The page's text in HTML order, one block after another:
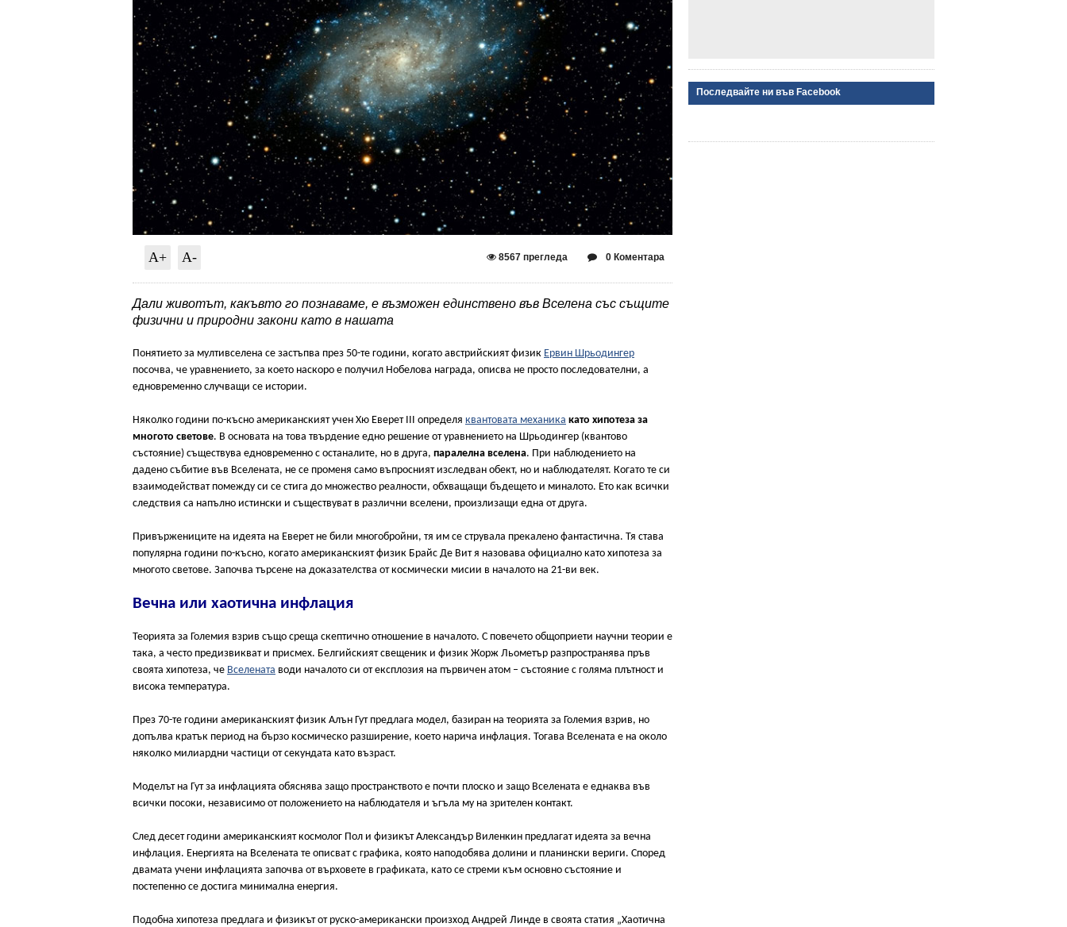
A+ A- 8567 прегледа 0 Коментара
Дали животът, какъвто го познаваме, е възможен единствено във Вселена със същите
физични и природни закони като в нашата
Понятието за мултивселена се застъпва през 50-те години, когато австрийският физик Ервин Шрьодингер
посочва, че уравнението, за което наскоро е получил Нобелова награда, описва не просто последователни, а
едновременно случващи се истории.
Няколко години по-късно американският учен Хю Еверет III определя квантовата механика като хипотеза за
многото светове. В основата на това твърдение едно решение от уравнението на Шрьодингер (квантово
състояние) съществува едновременно с останалите, но в друга, паралелна вселена. При наблюдението на
дадено събитие във Вселената, не се променя само въпросният изследван обект, но и наблюдателят. Когато те си
взаимодействат помежду си се стига до множество реалности, обхващащи бъдещето и миналото. Ето как всички
следствия са напълно истински и съществуват в различни вселени, произлизащи една от друга.
Привържениците на идеята на Еверет не били многобройни, тя им се струвала прекалено фантастична. Тя става
популярна години по-късно, когато американският физик Брайс Де Вит я назовава официално като хипотеза за
многото светове. Започва търсене на доказателства от космически мисии в началото на 21-ви век.
Вечна или хаотична инфлация
Теорията за Големия взрив също среща скептично отношение в началото. С повечето общоприети научни теории е
така, а често предизвикват и присмех. Белгийският свещеник и физик Жорж Льометър разпространява пръв
своята хипотеза, че Вселената води началото си от експлозия на първичен атом – състояние с голяма плътност и
висока температура.
През 70-те години американският физик Алън Гут предлага модел, базиран на теорията за Големия взрив, но
допълва кратък период на бързо космическо разширение, което нарича инфлация. Тогава Вселената е на около
няколко милиардни частици от секундата като възраст.
Моделът на Гут за инфлацията обяснява защо пространството е почти плоско и защо Вселената е еднаква във
всички посоки, независимо от положението на наблюдателя и ъгъла му на зрителен контакт.
След десет години американският космолог Пол и физикът Александър Виленкин предлагат идеята за вечна
инфлация. Енергията на Вселената те описват с графика, която наподобява долини и планински вериги. Според
двамата учени инфлацията започва от върховете в графиката, като се стреми към основно състояние и
постепенно се достига минимална енергия.
Подобна хипотеза предлага и физикът от руско-американски произход Андрей Линде в своята статия „Хаотична
Последвайте ни във Facebook